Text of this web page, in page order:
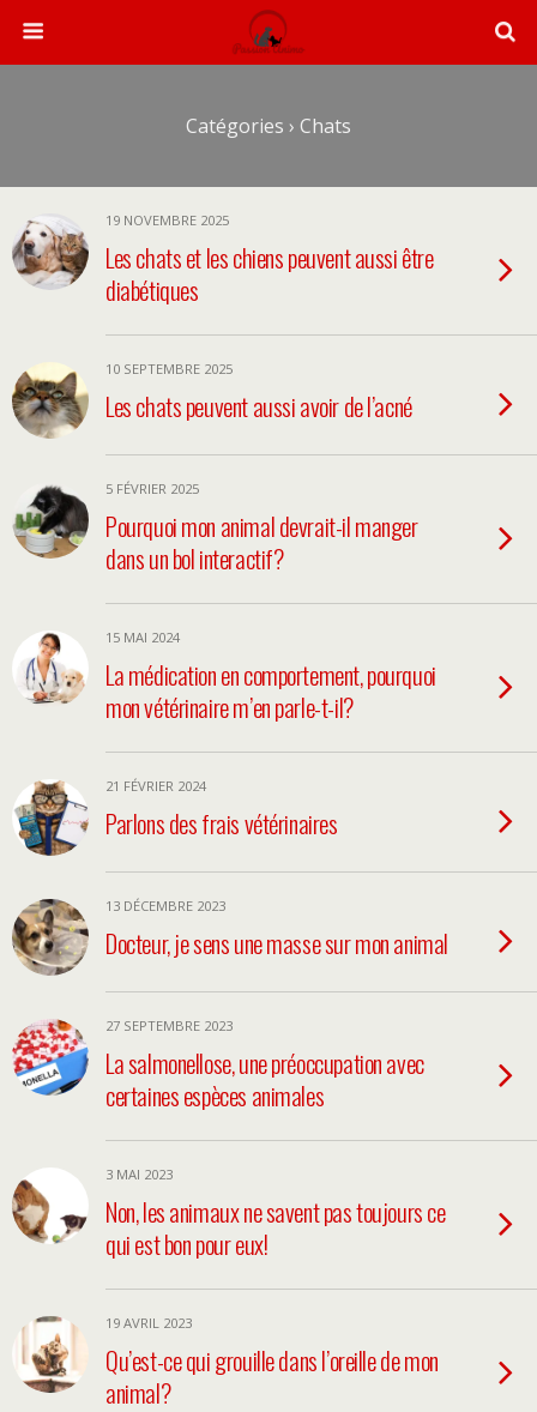
Catégories › Chats
19 NOVEMBRE 2025
Les chats et les chiens peuvent aussi être
diabétiques
10 SEPTEMBRE 2025
Les chats peuvent aussi avoir de l’acné
5 FÉVRIER 2025
Pourquoi mon animal devrait-il manger
dans un bol interactif?
15 MAI 2024
La médication en comportement, pourquoi
mon vétérinaire m’en parle-t-il?
21 FÉVRIER 2024
Parlons des frais vétérinaires
13 DÉCEMBRE 2023
Docteur, je sens une masse sur mon animal
27 SEPTEMBRE 2023
La salmonellose, une préoccupation avec
certaines espèces animales
3 MAI 2023
Non, les animaux ne savent pas toujours ce
qui est bon pour eux!
19 AVRIL 2023
Qu’est-ce qui grouille dans l’oreille de mon
animal?